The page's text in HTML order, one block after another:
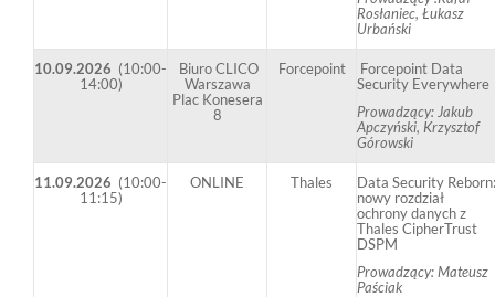
Rosłaniec, Łukasz
Urbański
10.09.2026 (10:00-
14:00)
Biuro CLICO
Warszawa
Plac Konesera
8
Forcepoint
Forcepoint Data
Security Everywhere
Prowadzący: Jakub
Apczyński, Krzysztof
Górowski
11.09.2026 (10:00-
11:15)
ONLINE Thales
Data Security Reborn:
nowy rozdział
ochrony danych z
Thales CipherTrust
DSPM
Prowadzący: Mateusz
Paściak